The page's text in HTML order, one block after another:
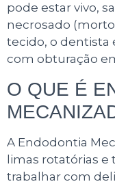
pode estar vivo,
necrosado
tecido, o dentista
com obturação
O QUE É
A Endodontia
limas rotatórias e
trabalhar com